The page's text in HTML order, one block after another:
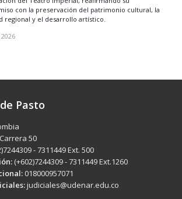
con la preservación del patrimonio cultural, la
regional y el desarrollo artístico.
Pasto
50
- 7311449 Ext. 500
(+602)7244309 - 7311449 Ext.1260
018000957071
judiciales@udenar.edu.co